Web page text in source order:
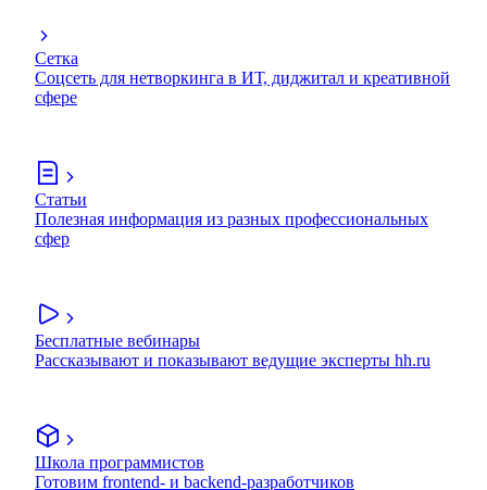
Сетка
Соцсеть для нетворкинга в ИТ, диджитал и креативной
сфере
Статьи
Полезная информация из разных профессиональных
сфер
Бесплатные вебинары
Рассказывают и показывают ведущие эксперты hh.ru
Школа программистов
Готовим frontend- и backend-разработчиков